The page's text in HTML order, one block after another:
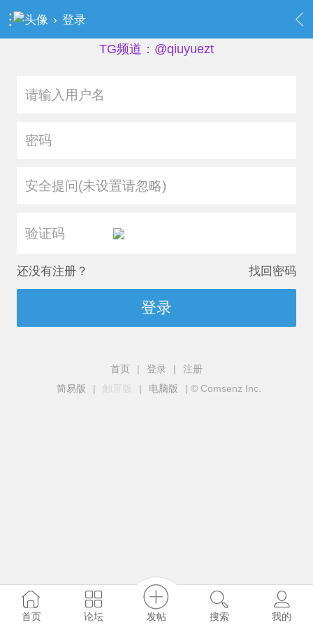
› 登录
TG频道：@qiuyuezt
安全提问(未设置请忽略)
还没有注册？ 找回密码
登录
首页 | 登录 |
注册
简易版
| 触屏版 | 电脑版 | © Comsenz Inc.
首页 论坛 发帖 搜索 我的